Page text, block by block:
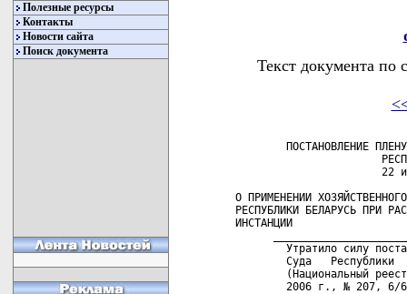
Полезные ресурсы
Контакты
Новости сайта
Поиск документа
Текст документа по
ПОСТАНОВЛЕНИЕ
22
О ПРИМЕНЕНИИ
РЕСПУБЛИКИ БЕЛАРУСЬ ПРИ
ИНСТАНЦИИ
Утратило силу
Суда   Республики
(Национальный
2006 г., № 207,